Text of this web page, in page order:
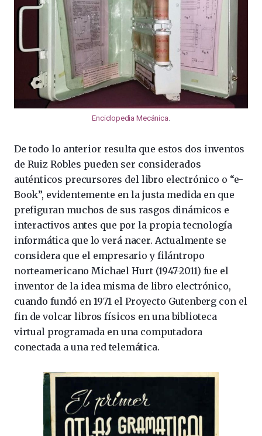
Enciclopedia Mecánica
De todo lo anterior resulta que estos dos inventos
de Ruiz Robles pueden ser considerados
auténticos precursores del libro electrónico o “e-
Book”, evidentemente en la justa medida en que
prefiguran muchos de sus rasgos dinámicos e
interactivos antes que por la propia tecnología
informática que lo verá nacer. Actualmente se
considera que el empresario y filántropo
norteamericano Michael Hurt (1947-2011) fue el
inventor de la idea misma de libro electrónico,
cuando fundó en 1971 el Proyecto Gutenberg con el
fin de volcar libros físicos en una biblioteca
virtual programada en una computadora
conectada a una red telemática.